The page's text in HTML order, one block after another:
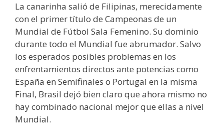
La canarinha salió de Filipinas, merecidamente
con el primer título de Campeonas de un
Mundial de Fútbol Sala Femenino. Su dominio
durante todo el Mundial fue abrumador. Salvo
los esperados posibles problemas en los
enfrentamientos directos ante potencias como
España en Semifinales o Portugal en la misma
Final, Brasil dejó bien claro que ahora mismo no
hay combinado nacional mejor que ellas a nivel
Mundial.